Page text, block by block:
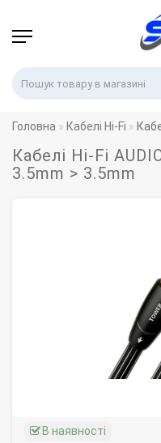
Головна Кабелі Hi-Fi
Кабелі Hi-Fi
3.5mm > 3.5mm
В наявності